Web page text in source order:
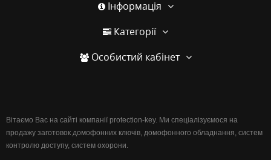
Інформація
Категорії
Особистий кабінет
Вітаємо Вас на сайті компанії protection-key. Ми спеціалізуємося на
продажу заготовок домофонних ключів, домофонного обладнання, систем
контролю доступу, систем охорони.